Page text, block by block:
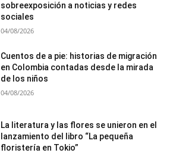
sobreexposición a noticias y redes
sociales
04/08/2026
Cuentos de a pie: historias de migración
en Colombia contadas desde la mirada
de los niños
04/08/2026
La literatura y las flores se unieron en el
lanzamiento del libro “La pequeña
floristería en Tokio”